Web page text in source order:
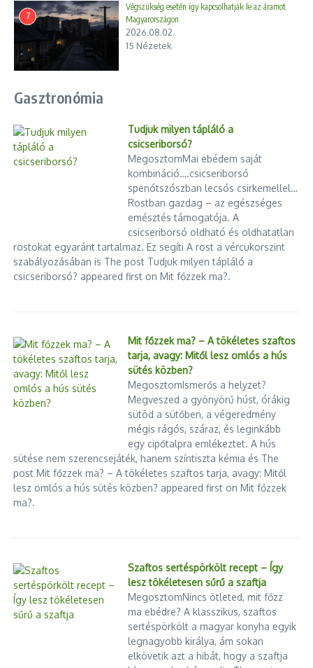
7
Végszükség esetén így kapcsolhatják le az áramot
Magyarországon
2026.08.02.
15 Nézetek
Gasztronómia
Tudjuk milyen tápláló a
csicseriborsó?
MegosztomMai ebédem saját
kombináció….csicseriborsó
spenótszószban lecsós csirkemellel…
Rostban gazdag – az egészséges
emésztés támogatója. A
csicseriborsó oldható és oldhatatlan
rostokat egyaránt tartalmaz. Ez segíti A rost a vércukorszint
szabályozásában is The post Tudjuk milyen tápláló a
csicseriborsó? appeared first on Mit főzzek ma?.
Mit főzzek ma? – A tökéletes szaftos
tarja, avagy: Mitől lesz omlós a hús
sütés közben?
MegosztomIsmerős a helyzet?
Megveszed a gyönyörű húst, órákig
sütöd a sütőben, a végeredmény
mégis rágós, száraz, és leginkább
egy cipőtalpra emlékeztet. A hús
sütése nem szerencsejáték, hanem színtiszta kémia és The
post Mit főzzek ma? – A tökéletes szaftos tarja, avagy: Mitől
lesz omlós a hús sütés közben? appeared first on Mit főzzek
ma?.
Szaftos sertéspörkölt recept – Így
lesz tökéletesen sűrű a szaftja
MegosztomNincs ötleted, mit főzz
ma ebédre? A klasszikus, szaftos
sertéspörkölt a magyar konyha egyik
legnagyobb királya, ám sokan
elkövetik azt a hibát, hogy a szaftja